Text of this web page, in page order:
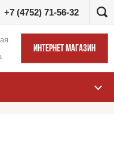
+7 (4752) 71-56-32
ИНТЕРНЕТ МАГАЗИН